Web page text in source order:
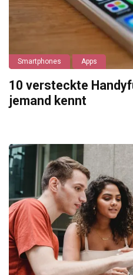
Smartphones Apps
10 versteckte
jemand kennt